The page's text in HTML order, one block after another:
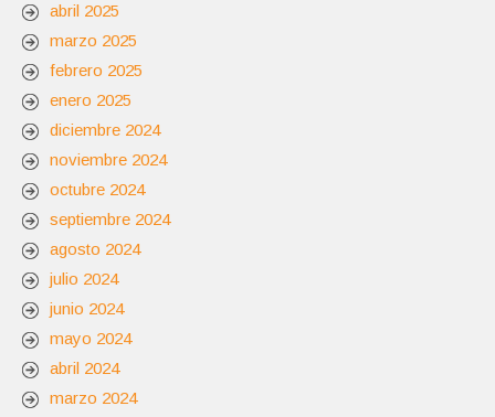
abril 2025
marzo 2025
febrero 2025
enero 2025
diciembre 2024
noviembre 2024
octubre 2024
septiembre 2024
agosto 2024
julio 2024
junio 2024
mayo 2024
abril 2024
marzo 2024